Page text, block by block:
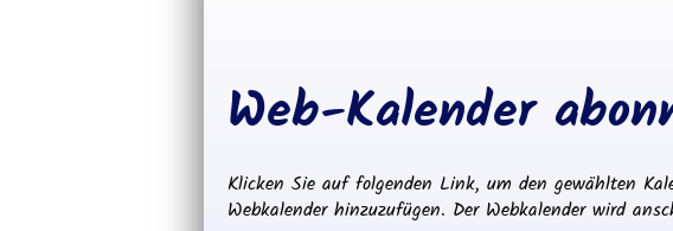
Web-Kalender
Klicken Sie auf folgenden Link, um den gewählten
Webkalender hinzuzufügen. Der Webkalender wird